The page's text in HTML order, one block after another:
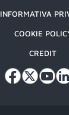
INFORMATIVA
COOKIE
CREDIT